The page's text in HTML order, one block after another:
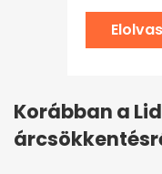
Korábban a